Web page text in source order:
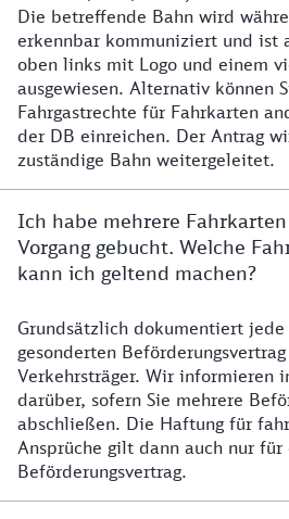
Die betreffende Bahn wird
erkennbar kommuniziert und ist
oben links mit Logo und einem
ausgewiesen. Alternativ können
Fahrgastrechte für Fahrkarten
der DB einreichen. Der Antrag
zuständige Bahn weitergeleitet.
Ich habe mehrere
Vorgang gebucht. Welche
kann ich geltend machen?
Ich habe mehrere Fahrkarten
Grundsätzlich dokumentiert
gesonderten
Verkehrsträger. Wir informieren
darüber, sofern Sie mehrere
abschließen. Die Haftung für
Ansprüche gilt dann auch nur
Beförderungsvertrag.